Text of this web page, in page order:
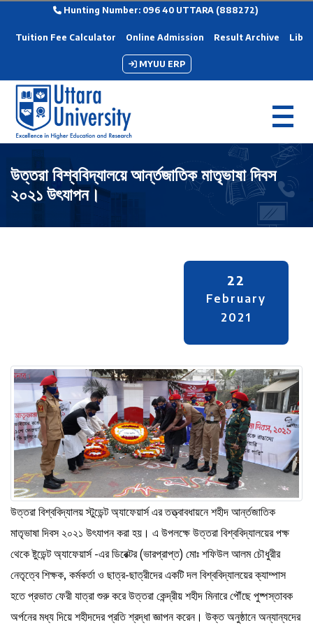
Hunting Number: 096 40 UTTARA (888272)
Tuition Fee Calculator Online Admission Result Archive
MYUU ERP
উত্তরা বিশ্ববিদ্যালয়ে আর্ন্তজাতিক মাতৃভাষা দিবস
২০২১ উৎযাপন।
22
February
2021
উত্তরা বিশ্ববিদ্যালয় স্টুডেন্ট অ্যাফেয়ার্স এর তত্ত্বাবধায়নে শহীদ আর্ন্তজাতিক
মাতৃভাষা দিবস ২০২১ উৎযাপন করা হয়। এ উপলক্ষে উত্তরা বিশ্ববিদ্যালয়ের পক্ষ
থেকে ষ্টুডেন্ট অ্যাফেয়ার্স -এর ডিরেক্টর (ভারপ্রাপ্ত) মোঃ শফিউল আলম চৌধুরীর
নেতৃত্বে শিক্ষক, কর্মকর্তা ও ছাত্র-ছাত্রীদের একটি দল বিশ্ববিদ্যালয়ের ক্যাম্পাস
হতে প্রভাত ফেরী যাত্রা শুরু করে উত্তরা কেন্দ্রীয় শহীদ মিনারে পৌঁছে পুষ্পস্তাবক
অর্পনের মধ্য দিয়ে শহীদদের প্রতি শ্রদ্ধা জ্ঞাপন করেন। উক্ত অনুষ্ঠানে অন্যান্যদের